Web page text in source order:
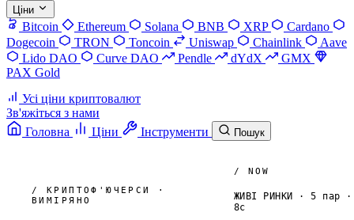
Ціни
Bitcoin Ethereum Solana BNB XRP
Cardano
Dogecoin
TRON Toncoin Uniswap Chainlink
Aave
Lido DAO
Curve DAO Pendle dYdX
GMX
PAX Gold
Усі ціни криптовалют
Зв'яжіться з нами
Головна
Ціни Інструменти Пошук
/ КРИПТОФ'ЮЧЕРСИ ·
ВИМІРЯНО
/ NOW
ЖИВІ РИНКИ · 5 пар ·
8с